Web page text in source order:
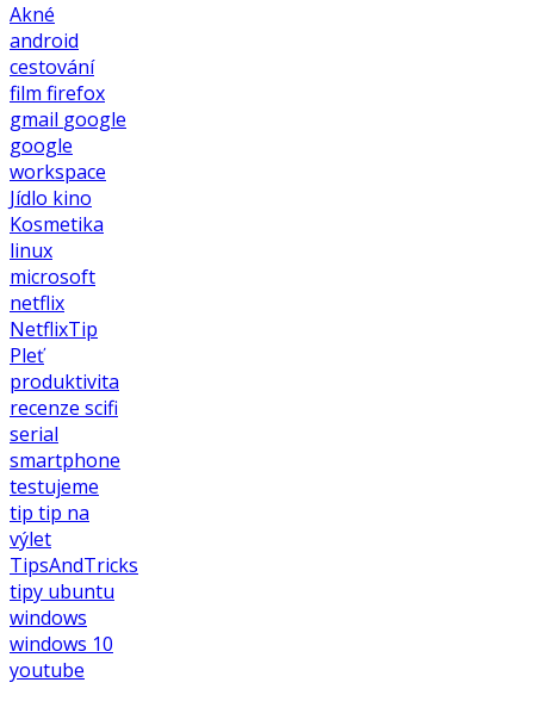
Akné
android
cestování
film firefox
gmail google
google
workspace
Jídlo kino
Kosmetika
linux
microsoft
netflix
NetflixTip
Pleť
produktivita
recenze scifi
serial
smartphone
testujeme
tip tip na
výlet
TipsAndTricks
tipy ubuntu
windows
windows 10
youtube